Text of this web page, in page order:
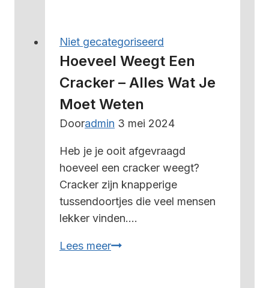
kratje
bier
–
alles
wat
je
weten
Niet gecategoriseerd
Hoeveel Weegt Een
Cracker – Alles Wat Je
Moet Weten
Dooradmin 3 mei 2024
Heb je je ooit afgevraagd
hoeveel een cracker weegt?
Cracker zijn knapperige
tussendoortjes die veel mensen
lekker vinden….
Lees meerHoeveel